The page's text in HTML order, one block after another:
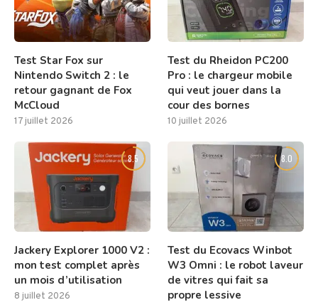
Test Star Fox sur
Nintendo Switch 2 : le
retour gagnant de Fox
McCloud
17 juillet 2026
Test du Rheidon PC200
Pro : le chargeur mobile
qui veut jouer dans la
cour des bornes
10 juillet 2026
8.5
Jackery Explorer 1000 V2 :
mon test complet après
un mois d’utilisation
8 juillet 2026
8.0
Test du Ecovacs Winbot
W3 Omni : le robot laveur
de vitres qui fait sa
propre lessive